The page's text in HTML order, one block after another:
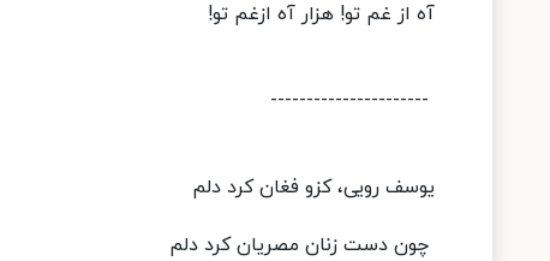
آه از غم تو! هزار آه ازغم تو!
----------------------
یوسف رویی، کزو فغان کرد دلم
چون دست زنان مصریان کرد دلم